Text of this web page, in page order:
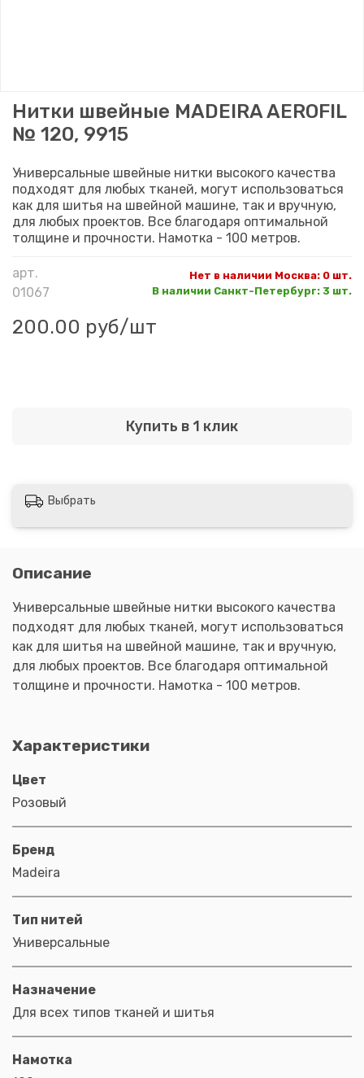
арт.
01067
Нет в наличии Москва: 0 шт.
В наличии Санкт-Петербург: 3 шт.
Нитки швейные MADEIRA AEROFIL
№ 120, 9915
200.00 руб/шт
Купить в 1 клик
Универсальные швейные нитки высокого качества
подходят для любых тканей, могут использоваться
как для шитья на швейной машине, так и вручную,
для любых проектов. Все благодаря оптимальной
толщине и прочности. Намотка - 100 метров.
Выбрать
Описание
Универсальные швейные нитки высокого качества
подходят для любых тканей, могут использоваться
как для шитья на швейной машине, так и вручную,
для любых проектов. Все благодаря оптимальной
толщине и прочности. Намотка - 100 метров.
Характеристики
Цвет
Розовый
Бренд
Madeira
Тип нитей
Универсальные
Назначение
Для всех типов тканей и шитья
Намотка